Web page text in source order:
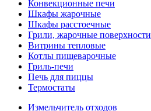
Конвекционные печи
Шкафы жарочные
Шкафы расстоечные
Грили, жарочные поверхности
Витрины тепловые
Котлы пищеварочные
Гриль-печи
Печь для пиццы
Термостаты
Измельчитель отходов